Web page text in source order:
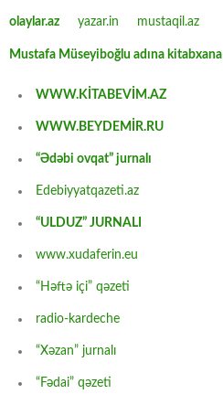
olaylar.az yazar.in mustaqil.az
Mustafa Müseyiboğlu adına kitabxana
WWW.KİTABEVİM.AZ
WWW.BEYDEMİR.RU
“Ədəbi ovqat” jurnalı
Edebiyyatqazeti.az
“ULDUZ” JURNALI
www.xudaferin.eu
“Həftə içi” qəzeti
radio-kardeche
“Xəzan” jurnalı
“Fədai” qəzeti